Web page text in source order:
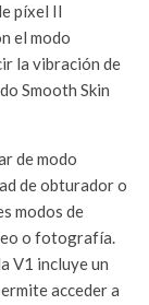
píxel II
el modo
la vibración de
Smooth Skin
de modo
de obturador o
modos de
o fotografía.
V1 incluye un
acceder a